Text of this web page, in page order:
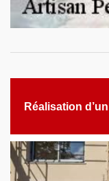
Réalisation